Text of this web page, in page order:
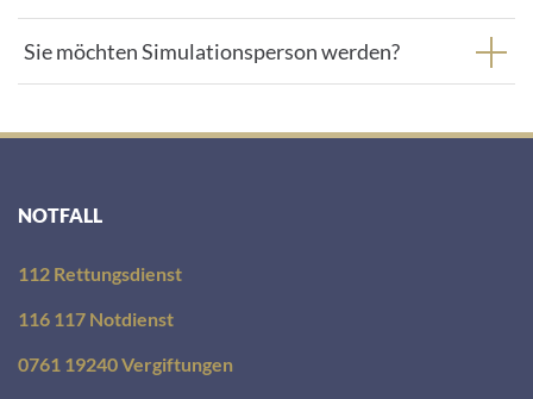
s
e
Sie möchten Simulationsperson werden?
NOTFALL
112 Rettungsdienst
116 117 Notdienst
0761 19240 Vergiftungen